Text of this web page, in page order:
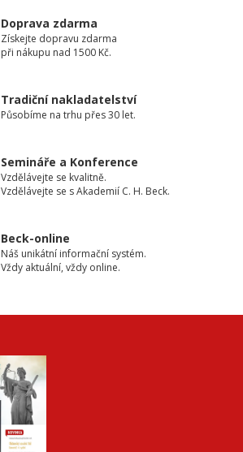
Doprava zdarma
Získejte dopravu zdarma
při nákupu nad 1500 Kč.
Tradiční nakladatelství
Působíme na trhu přes 30 let.
Semináře a Konference
Vzdělávejte se kvalitně.
Vzdělávejte se s Akademií C. H. Beck.
Beck-online
Náš unikátní informační systém.
Vždy aktuální, vždy online.